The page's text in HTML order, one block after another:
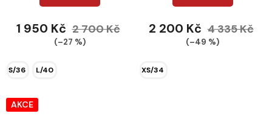
1 950 Kč 2 700 Kč
(–27 %)
S/36 L/40
2 200 Kč 4 335 Kč
(–49 %)
XS/34
AKCE